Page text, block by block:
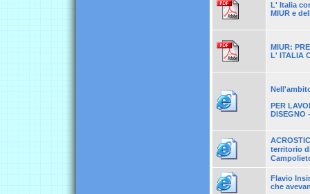
L' Italia
MIUR e
MIUR:
L' ITALIA
PER
territorio di
Flavio
che